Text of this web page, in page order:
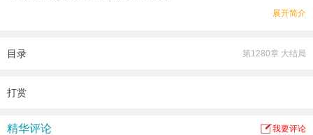
清纯村花、美女总裁、叛逆辣妹，伴其左右。还有十万神秘帮手任他调遣。
本书快节奏，不拖沓，请放心阅读。
展开简介
目录 第1280章 大结局
打赏
精华评论 我要评论